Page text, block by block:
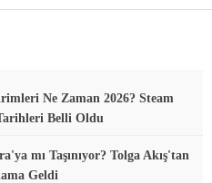
Ne Zaman 2026? Steam
Belli Oldu
mı Taşınıyor? Tolga Akış'tan
Geldi